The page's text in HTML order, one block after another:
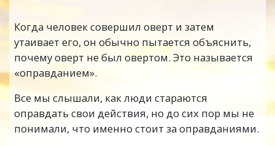
Когда человек совершил оверт и затем
утаивает его, он обычно пытается объяснить,
почему оверт не был овертом. Это называется
«оправданием».
Все мы слышали, как люди стараются
оправдать свои действия, но до сих пор мы не
понимали, что именно стоит за оправданиями.